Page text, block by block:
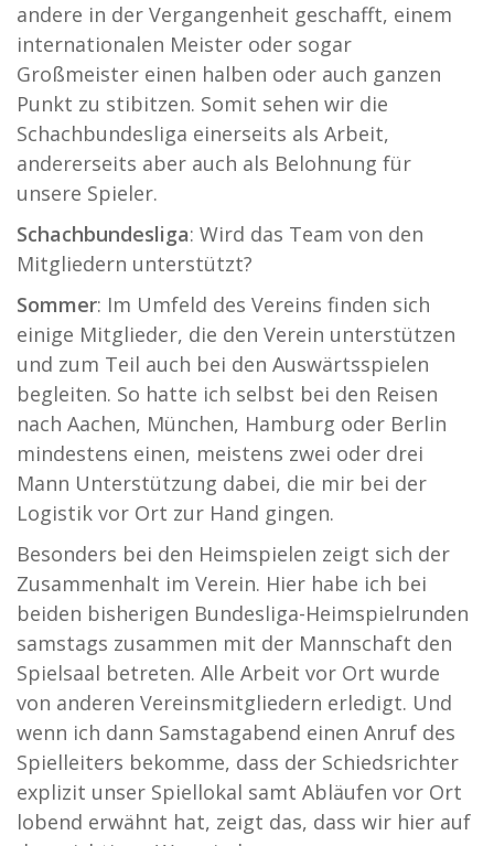
andere in der Vergangenheit geschafft, einem
internationalen Meister oder sogar
Großmeister einen halben oder auch ganzen
Punkt zu stibitzen. Somit sehen wir die
Schachbundesliga einerseits als Arbeit,
andererseits aber auch als Belohnung für
unsere Spieler.
Schachbundesliga: Wird das Team von den
Mitgliedern unterstützt?
Sommer: Im Umfeld des Vereins finden sich
einige Mitglieder, die den Verein unterstützen
und zum Teil auch bei den Auswärtsspielen
begleiten. So hatte ich selbst bei den Reisen
nach Aachen, München, Hamburg oder Berlin
mindestens einen, meistens zwei oder drei
Mann Unterstützung dabei, die mir bei der
Logistik vor Ort zur Hand gingen.
Besonders bei den Heimspielen zeigt sich der
Zusammenhalt im Verein. Hier habe ich bei
beiden bisherigen Bundesliga-Heimspielrunden
samstags zusammen mit der Mannschaft den
Spielsaal betreten. Alle Arbeit vor Ort wurde
von anderen Vereinsmitgliedern erledigt. Und
wenn ich dann Samstagabend einen Anruf des
Spielleiters bekomme, dass der Schiedsrichter
explizit unser Spiellokal samt Abläufen vor Ort
lobend erwähnt hat, zeigt das, dass wir hier auf